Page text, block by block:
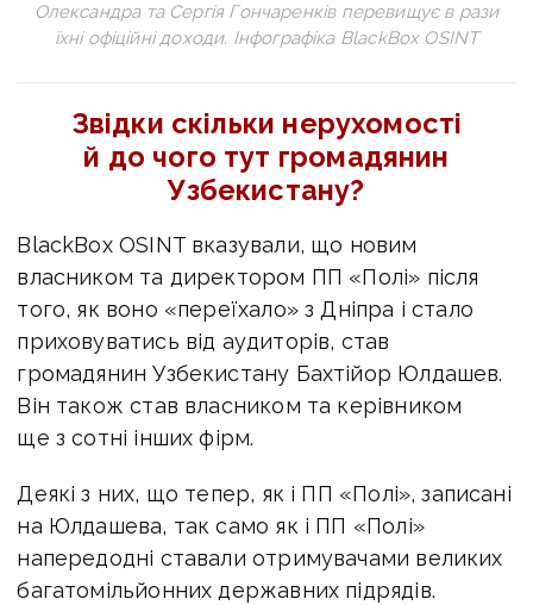
Олександра та Сергія Гончаренків перевищує в рази
їхні офіційні доходи. Інфографіка BlackBox OSINT
Звідки скільки нерухомості
й до чого тут громадянин
Узбекистану?
BlackBox OSINT вказували, що новим
власником та директором ПП «Полі» після
того, як воно «переїхало» з Дніпра і стало
приховуватись від аудиторів, став
громадянин Узбекистану Бахтійор Юлдашев.
Він також став власником та керівником
ще з сотні інших фірм.
Деякі з них, що тепер, як і ПП «Полі», записані
на Юлдашева, так само як і ПП «Полі»
напередодні ставали отримувачами великих
багатомільйонних державних підрядів.